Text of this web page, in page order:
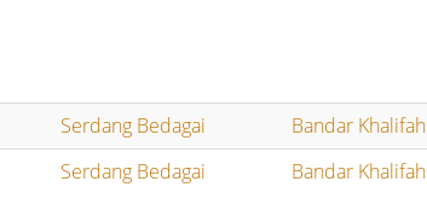
Serdang Bedagai Bandar Khalifah
Serdang Bedagai Bandar Khalifah